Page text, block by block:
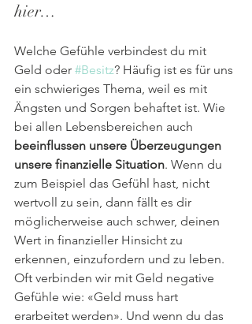
hier…
Welche Gefühle verbindest du mit
Geld oder #Besitz? Häufig ist es für uns
ein schwieriges Thema, weil es mit
Ängsten und Sorgen behaftet ist. Wie
bei allen Lebensbereichen auch
beeinflussen unsere Überzeugungen
unsere finanzielle Situation. Wenn du
zum Beispiel das Gefühl hast, nicht
wertvoll zu sein, dann fällt es dir
möglicherweise auch schwer, deinen
Wert in finanzieller Hinsicht zu
erkennen, einzufordern und zu leben.
Oft verbinden wir mit Geld negative
Gefühle wie: «Geld muss hart
erarbeitet werden». Und wenn du das